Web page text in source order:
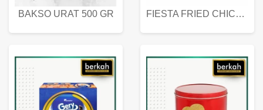
BAKSO URAT 500 GR FIESTA FRIED CHICKEN 500 GR